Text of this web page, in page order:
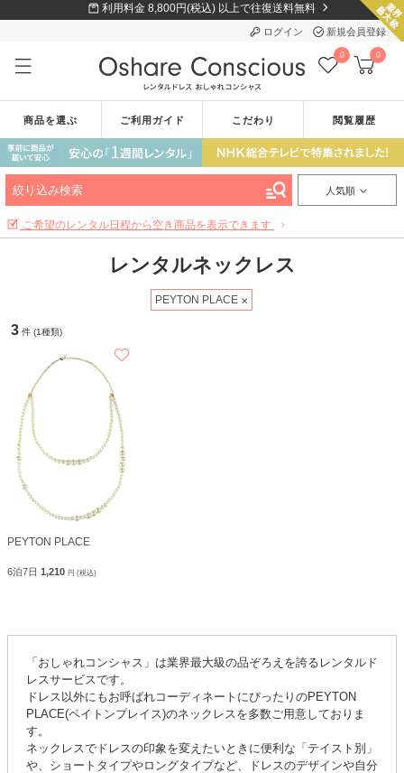
利用料金 8,800円(税込) 以上で往復送料無料
ログイン 新規会員登録
0 0
商品を選ぶ ご利用ガイド こだわり 閲覧履歴
絞り込み検索 人気順
ご希望のレンタル日程から空き商品を表示できます
レンタルネックレス
PEYTON PLACE
3 件 (1種類)
PEYTON PLACE
6泊7日 1,210 円 (税込)
「おしゃれコンシャス」は業界最大級の品ぞろえを誇るレンタルド
レスサービスです。
ドレス以外にもお呼ばれコーディネートにぴったりのPEYTON
PLACE(ペイトンプレイス)のネックレスを多数ご用意しておりま
す。
ネックレスでドレスの印象を変えたいときに便利な「テイスト別」
や、ショートタイプやロングタイプなど、ドレスのデザインや自分